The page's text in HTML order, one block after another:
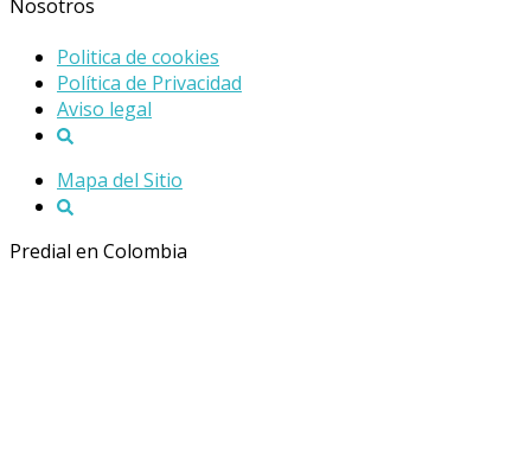
Nosotros
Politica de cookies
Política de Privacidad
Aviso legal
Mapa del Sitio
Predial en Colombia